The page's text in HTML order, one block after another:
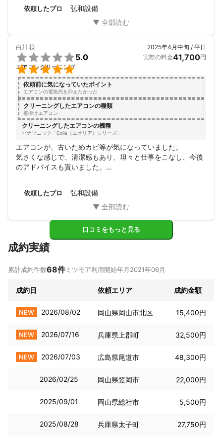
依頼したプロ 弘和設備
白川 様


5.0
エアコンクリーニング
2025年4月中旬 / 平日
実際の料金41,700円
依頼前に気になっていたポイント
エアコンの電気代を抑えたかった
クリーニングしたエアコンの種類
壁掛けエアコン
クリーニングしたエアコンの機種
パナソニック「Eolia（エオリア）シリーズ」
エアコンが、古いためカビ等が気になっていました。
気さくな感じで、清潔感もあり、坦々と仕事をこなし、今後
のアドバイスも貰いました。
依頼したプロ 弘和設備
口コミをもっと見る
成約実績
累計成約件数68件ミツモア利用開始年月 2021年06月
成約日 依頼エリア 成約金額
NEW 2026/08/02 岡山県岡山市北区 15,400円
NEW 2026/07/16 兵庫県上郡町 32,500円
NEW 2026/07/03 広島県尾道市 48,300円
2026/02/25 岡山県笠岡市 22,000円
2025/09/01 岡山県総社市 5,500円
2025/08/28 兵庫県太子町 27,750円